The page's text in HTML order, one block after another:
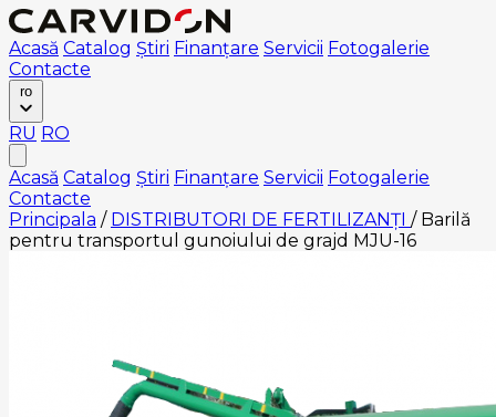
Acasă Catalog Știri Finanțare Servicii Fotogalerie
Contacte
ro
RU RO
Acasă Catalog Știri Finanțare Servicii Fotogalerie
Contacte
Principala / DISTRIBUTORI DE FERTILIZANȚI / Barilă
pentru transportul gunoiului de grajd MJU-16